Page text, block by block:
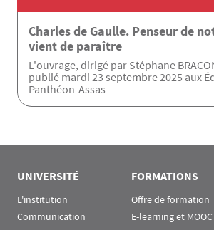
Charles de Gaulle. Penseur de
vient de paraître
L'ouvrage, dirigé par Stéphane
publié mardi 23 septembre 2025 aux
Panthéon-Assas
UNIVERSITÉ
L'institution
Communication
FORMATIONS
Offre de formation
E-learning et MOOC